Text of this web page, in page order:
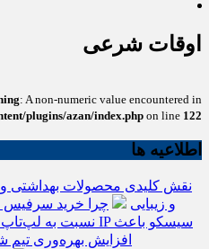
اوقات شرعی
: A non-numeric value encountered in
plugins/azan/index.php on line 122
اطلاعیه ها
نقش کلیدی محصولات بهداشتی
و زیبایی
چرا خرید سرفیس
نسبت به
افزایش بهره‌وری تیم